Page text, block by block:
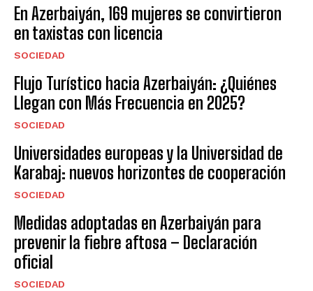
En Azerbaiyán, 169 mujeres se convirtieron
en taxistas con licencia
SOCIEDAD
Flujo Turístico hacia Azerbaiyán: ¿Quiénes
Llegan con Más Frecuencia en 2025?
SOCIEDAD
Universidades europeas y la Universidad de
Karabaj: nuevos horizontes de cooperación
SOCIEDAD
Medidas adoptadas en Azerbaiyán para
prevenir la fiebre aftosa – Declaración
oficial
SOCIEDAD